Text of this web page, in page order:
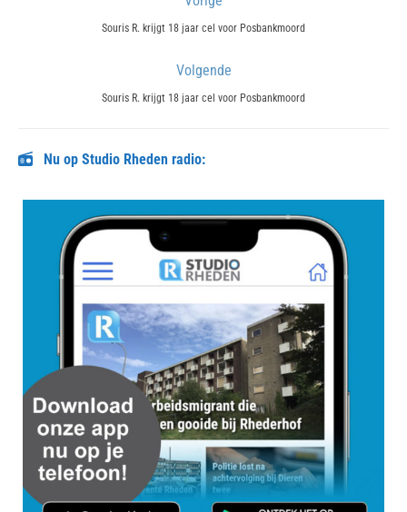
Previous
Souris R. krijgt 18 jaar cel voor Posbankmoord
Volgende
Next
Souris R. krijgt 18 jaar cel voor Posbankmoord
Nu op Studio Rheden radio: